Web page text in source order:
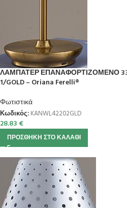
ΛΑΜΠΑΤΕΡ ΕΠΑΝΑΦΟΡΤΙΖΟΜΕΝΟ
1/GOLD – Oriana Ferelli®
Φωτιστικά
Κωδικός: KANWL42202GLD
28.83 €
ΠΡΟΣΘΉΚΗ ΣΤΟ ΚΑΛΆΘΙ